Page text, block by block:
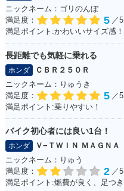
ニックネーム：ゴリのんぼ
満足度：
5 ／5
満足ポイント:かわいいサイズ感！
長距離でも気軽に乗れる
ホンダ
ＣＢＲ２５０Ｒ
ニックネーム：りゅうき
満足度：
5 ／5
満足ポイント:乗りやすい！
バイク初心者には良い1台！
ホンダ
Ｖ−ＴＷＩＮ ＭＡＧＮＡ
ニックネーム：りゅう
満足度：
2 ／5